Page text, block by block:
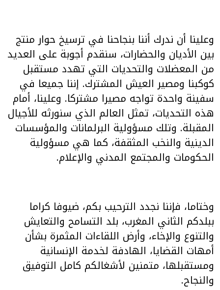
وعلينا أن ندرك أننا بنجاحنا في ترسيخ حوار منتج
بين الأديان والحضارات، سنقدم أجوبة على العديد
من المعضلات والتحديات التي تهدد مستقبل
كوكبنا ومصير العيش المشترك. إننا جميعا في
سفينة واحدة تواجه مصيرا مشتركا. وعلينا، أمام
هذه التحديات، تمثل العالم الذي سنورثه للأجيال
المقبلة. وتلك مسؤولية البرلمانات والمؤسسات
الدينية والنخب المثقفة، كما هي مسؤولية
الحكومات والمجتمع المدني والإعلام.
وختاما، فإننا نجدد الترحيب بكم، ضيوفا كراما
ببلدكم الثاني المغرب، بلد التسامح والتعايش
والتنوع والإخاء، وأرض اللقاءات المثمرة بشأن
أمهات القضايا، الهادفة لخدمة الإنسانية
ومستقبلها، متمنين لأشغالكم كامل التوفيق
والنجاح.